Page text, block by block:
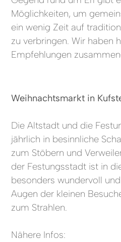
Möglichkeiten, um
ein wenig Zeit auf
zu verbringen. Wir haben
Empfehlungen
Weihnachtsmarkt in
Die Altstadt und die
jährlich in besinnliche
zum Stöbern und
der Festungsstadt ist in
besonders wundervoll
Augen der kleinen
zum Strahlen.
Nähere Infos: